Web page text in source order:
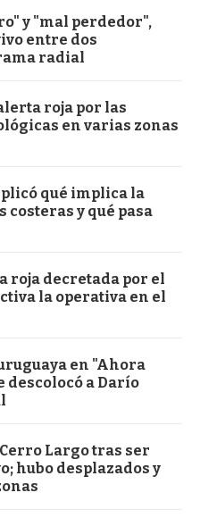
y "mal perdedor",
entre dos
radial
roja por las
en varias zonas
qué implica la
costeras y qué pasa
roja decretada por el
la operativa en el
en "Ahora
descolocó a Darío
Largo tras ser
hubo desplazados y